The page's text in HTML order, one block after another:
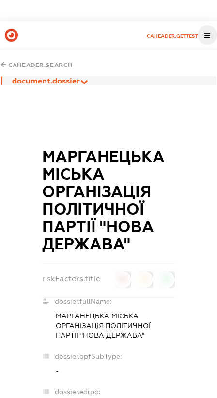
CAHEADER.GETTEST
CAHEADER.SEARCH
document.dossier
МАРГАНЕЦЬКА
МІСЬКА
ОРГАНІЗАЦІЯ
ПОЛІТИЧНОЇ
ПАРТІЇ "НОВА
ДЕРЖАВА"
riskFactors.title
dossier.fullName:
МАРГАНЕЦЬКА МІСЬКА
ОРГАНІЗАЦІЯ ПОЛІТИЧНОЇ
ПАРТІЇ "НОВА ДЕРЖАВА"
dossier.opfSubType:
-
dossier.edrpo: